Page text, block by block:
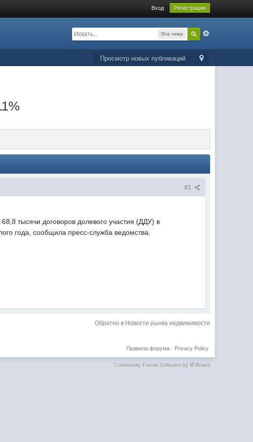
Вход Регистрация
Эта тема
Просмотр новых публикаций
#1
тысячи договоров долевого участия (ДДУ) в
года, сообщила пресс-служба ведомства.
Обратно в Новости рынка недвижимости
Privacy Policy
Правила форума·
Community Forum Software by IP.Board